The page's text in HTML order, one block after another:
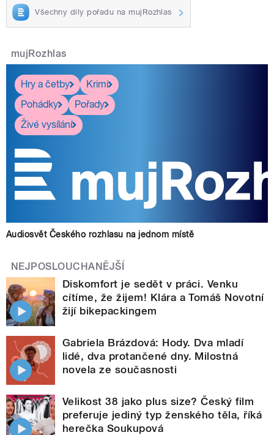
Všechny díly pořadu na mujRozhlas
mujRozhlas
Hry a četby
Krimi
Pohádky
Pořady
Živé vysílání
Audiosvět Českého rozhlasu na jednom místě
NEJPOSLOUCHANĚJŠÍ
Diskomfort je sedět v práci. Venku
cítíme, že žijem! Klára a Tomáš Novotní
žijí bikepackingem
Gabriela Brázdová: Hody. Dva mladí
lidé, dva protančené dny. Milostná
novela ze současnosti
Velikost 38 jako plus size? Český film
preferuje jediný typ ženského těla, říká
herečka Soukupová